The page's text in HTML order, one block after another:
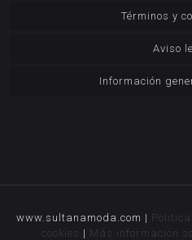
Términos y
Aviso
Información
www.sultanamoda.com |
cookies | Más información